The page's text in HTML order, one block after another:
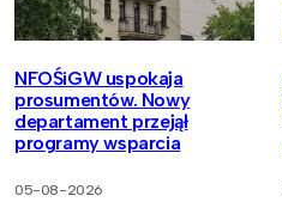
NFOŚiGW uspokaja
prosumentów. Nowy
departament przejął
programy wsparcia
05-08-2026